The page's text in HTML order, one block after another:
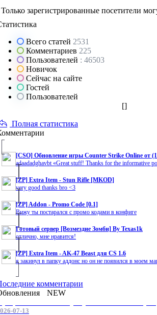
Только зарегистрированные посетители
Всего статей 2531
Комментариев 225
Пользователей : 46503
Новичок
Сейчас на сайте
Гостей
Пользователей
[]
Полная статистика
[CSO] Обновление игры Counter Strike Online от
adaadadghavbt «Great stuff! Thanks for the informative
[ZP] Extra Item - Stun Rifle [MKOD]
very good thanks bro <3
[ZP] Addon - Promo Code [0.1]
Вижу ты постарался с промо кодами в конфиге
Готовый сервер [Возмездие Зомби] By Texas1k
отлично, мне нравится!
[ZP] Extra Item - AK-47 Beast для CS 1.6
я закинул в папку аддонс но он не появился в моем
комментарии
NEW
07-13